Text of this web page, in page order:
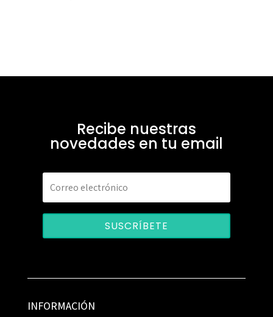
Recibe nuestras
novedades en tu email
SUSCRÍBETE
INFORMACIÓN